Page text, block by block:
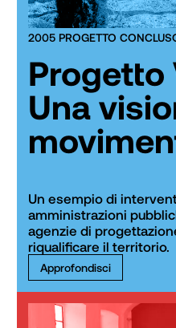
2005 PROGETTO
Progetto
Una
Un esempio di
amministrazioni
agenzie di
riqualificare il territorio.
Approfondisci